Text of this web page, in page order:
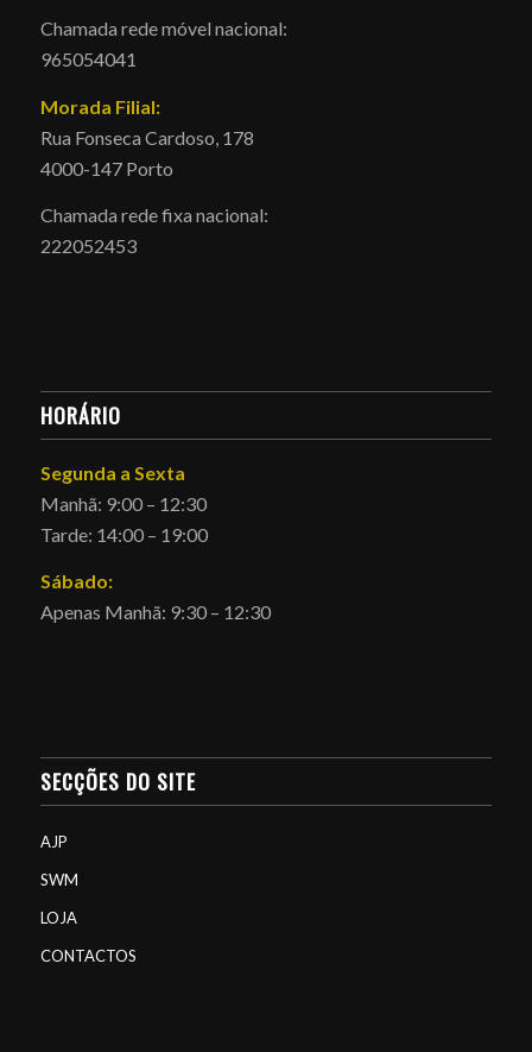
Chamada rede móvel nacional:
965054041
Morada Filial:
Rua Fonseca Cardoso, 178
4000-147 Porto
Chamada rede fixa nacional:
222052453
HORÁRIO
Segunda a Sexta
Manhã: 9:00 – 12:30
Tarde: 14:00 – 19:00
Sábado:
Apenas Manhã: 9:30 – 12:30
SECÇÕES DO SITE
AJP
SWM
LOJA
CONTACTOS